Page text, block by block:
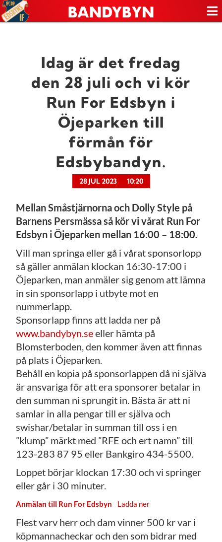
Idag är det fredag
den 28 juli och vi kör
Run For Edsbyn i
Öjeparken till
förmån för
Edsbybandyn.
28 JUL 2023 10:20
Mellan Småstjärnorna och Dolly Style på
Barnens Persmässa så kör vi vårat Run For
Edsbyn i Öjeparken mellan 16:00 – 18:00.
Vill man springa eller gå i vårat sponsorlopp
så gäller anmälan klockan 16:30-17:00 i
Öjeparken, man anmäler sig genom att lämna
in sin sponsorlapp i utbyte mot en
nummerlapp.
Sponsorlapp finns att ladda ner på
www.bandybyn.seeller hämta på
Blomsterboden, den kommer även att finnas
på plats i Öjeparken.
Behåll en kopia på sponsorlappen då ni själva
är ansvariga för att era sponsorer betalar in
den summan ni sprungit in. Bästa är att ni
samlar in alla pengar till er själva och
swishar/betalar in summan till oss i en
”klump” märkt med ”RFE och ert namn” till
123-283 87 95 eller Bankgiro 434-5500.
Loppet börjar klockan 17:30 och vi springer
eller går i 30 minuter.
Anmälan till Run For Edsbyn Ladda ner
Flest varv herr och dam vinner 500 kr var i
köpmannacheckar och den som bidrar med